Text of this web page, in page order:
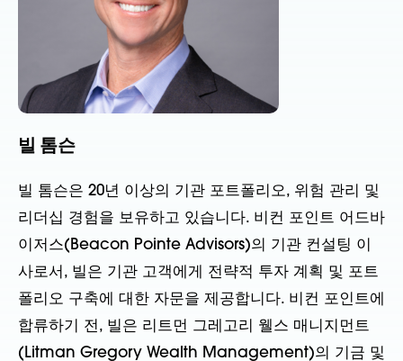
빌 톰슨
빌 톰슨은 20년 이상의 기관 포트폴리오, 위험 관리 및
리더십 경험을 보유하고 있습니다. 비컨 포인트 어드바
이저스(Beacon Pointe Advisors)의 기관 컨설팅 이
사로서, 빌은 기관 고객에게 전략적 투자 계획 및 포트
폴리오 구축에 대한 자문을 제공합니다. 비컨 포인트에
합류하기 전, 빌은 리트먼 그레고리 웰스 매니지먼트
(Litman Gregory Wealth Management)의 기금 및